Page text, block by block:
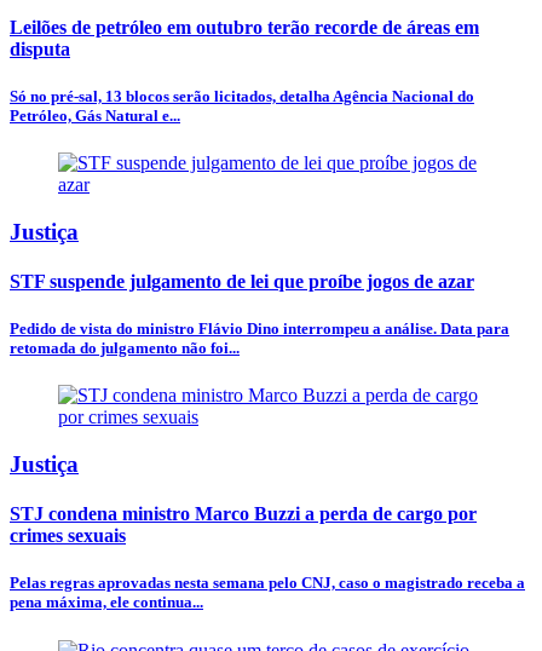
Leilões de petróleo em outubro terão recorde de áreas em
disputa
Só no pré-sal, 13 blocos serão licitados, detalha Agência Nacional do
Petróleo, Gás Natural e...
Justiça
STF suspende julgamento de lei que proíbe jogos de azar
Pedido de vista do ministro Flávio Dino interrompeu a análise. Data para
retomada do julgamento não foi...
Justiça
STJ condena ministro Marco Buzzi a perda de cargo por
crimes sexuais
Pelas regras aprovadas nesta semana pelo CNJ, caso o magistrado receba a
pena máxima, ele continua...